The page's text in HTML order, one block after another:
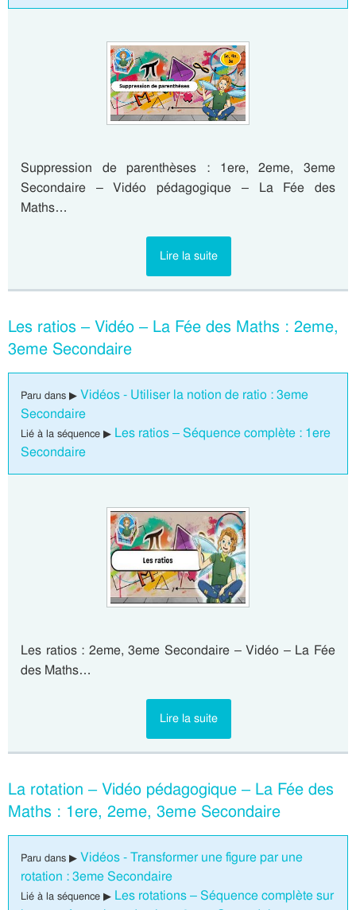
Suppression de parenthèses : 1ere, 2eme, 3eme
Secondaire – Vidéo pédagogique – La Fée des
Maths…
Lire la suite
Les ratios – Vidéo – La Fée des Maths : 2eme,
3eme Secondaire
Paru dans ▶ Vidéos - Utiliser la notion de ratio : 3eme
Secondaire
Lié à la séquence ▶ Les ratios – Séquence complète : 1ere
Secondaire
Les ratios : 2eme, 3eme Secondaire – Vidéo – La Fée
des Maths…
Lire la suite
La rotation – Vidéo pédagogique – La Fée des
Maths : 1ere, 2eme, 3eme Secondaire
Paru dans ▶ Vidéos - Transformer une figure par une
rotation : 3eme Secondaire
Lié à la séquence ▶ Les rotations – Séquence complète sur